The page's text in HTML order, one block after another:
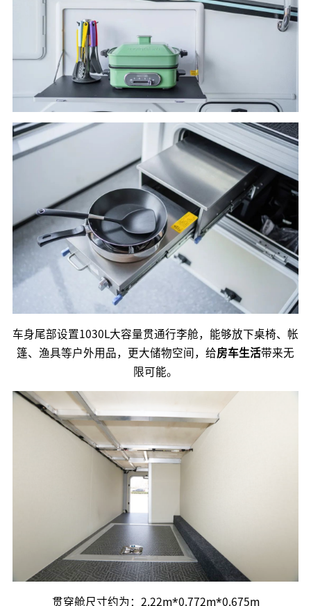
车身尾部设置1030L大容量贯通行李舱，能够放下桌椅、帐
篷、渔具等户外用品，更大储物空间，给房车生活带来无
限可能。
贯穿舱尺寸约为：2.22m*0.772m*0.675m